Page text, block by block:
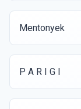
Mentonyek
P A R I G I